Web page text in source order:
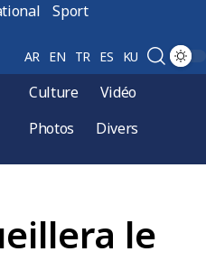
Sport
AR EN TR ES KU
Culture
Vidéo
Photos
Divers
le